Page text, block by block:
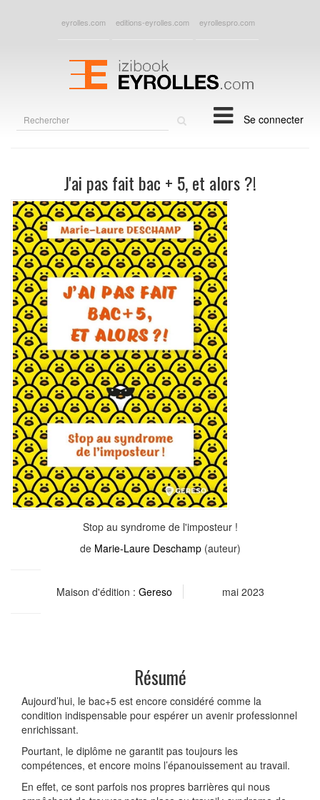
eyrolles.com editions-eyrolles.com eyrollespro.com
Se connecter
J'ai pas fait bac + 5, et alors ?!
Stop au syndrome de l'imposteur !
de Marie-Laure Deschamp(auteur)
Maison d'édition : Gereso mai 2023
Résumé
Aujourd’hui, le bac+5 est encore considéré comme la
condition indispensable pour espérer un avenir professionnel
enrichissant.
Pourtant, le diplôme ne garantit pas toujours les
compétences, et encore moins l’épanouissement au travail.
En effet, ce sont parfois nos propres barrières qui nous